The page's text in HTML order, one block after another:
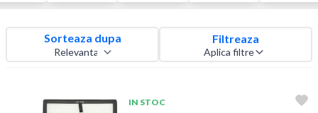
Sorteaza dupa Filtreaza
Aplica filtre
IN STOC